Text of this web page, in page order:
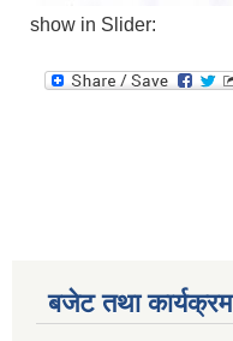
show in Slider:
बजेट तथा कार्यक्रम